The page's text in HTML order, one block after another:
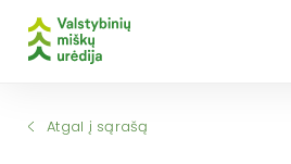
Atgal į sąrašą